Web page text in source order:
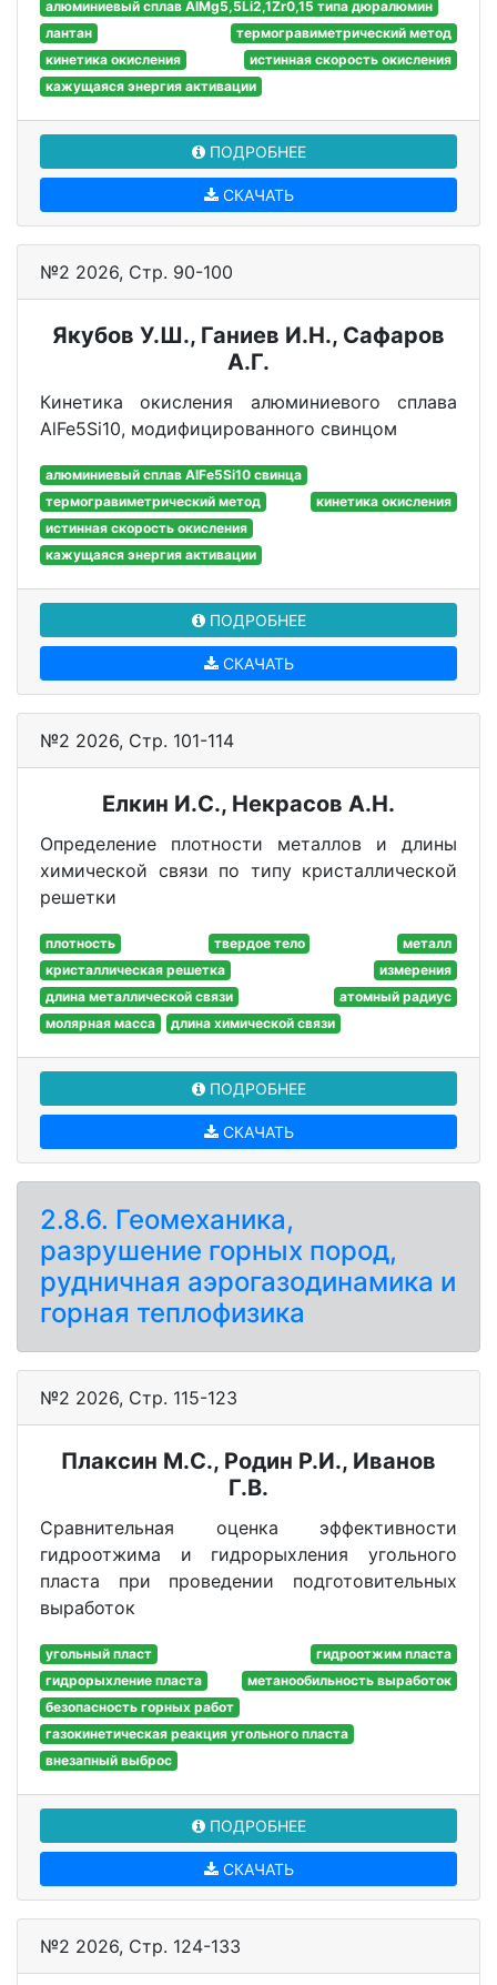
алюминиевый сплав АlMg5,5Li2,1Zr0,15 типа дюралюмин
лантан
термогравиметрический метод
кинетика окисления
истинная скорость окисления
кажущаяся энергия активации
ПОДРОБНЕЕ
СКАЧАТЬ
№2 2026, Стр. 90-100
Якубов У.Ш., Ганиев И.Н., Сафаров
А.Г.
Кинетика окисления алюминиевого сплава
AlFe5Si10, модифицированного свинцом
алюминиевый сплав AlFe5Si10 свинца
термогравиметрический метод
кинетика окисления
истинная скорость окисления
кажущаяся энергия активации
ПОДРОБНЕЕ
СКАЧАТЬ
№2 2026, Стр. 101-114
Елкин И.С., Некрасов А.Н.
Определение плотности металлов и длины
химической связи по типу кристаллической
решетки
плотность твердое тело
металл
кристаллическая решетка
измерения
длина металлической связи
атомный радиус
молярная масса
длина химической связи
ПОДРОБНЕЕ
СКАЧАТЬ
2.8.6. Геомеханика,
разрушение горных пород,
рудничная аэрогазодинамика и
горная теплофизика
№2 2026, Стр. 115-123
Плаксин М.С., Родин Р.И., Иванов
Г.В.
Сравнительная оценка эффективности
гидроотжима и гидрорыхления угольного
пласта при проведении подготовительных
выработок
угольный пласт
гидроотжим пласта
гидрорыхление пласта
метанообильность выработок
безопасность горных работ
газокинетическая реакция угольного пласта
внезапный выброс
ПОДРОБНЕЕ
СКАЧАТЬ
№2 2026, Стр. 124-133